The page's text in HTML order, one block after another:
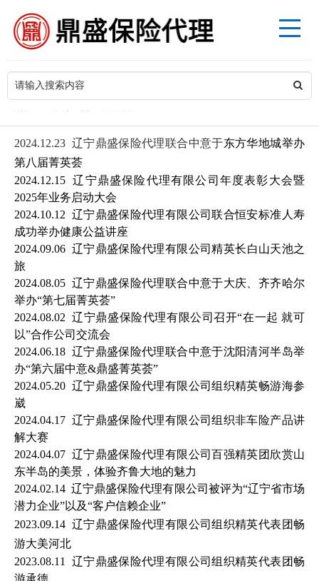
2024.12.23 辽宁鼎盛保险代理联合中意于东方华地城举办
第八届菁英荟
2024.12.15辽宁鼎盛保险代理有限公司年度表彰大会暨
2025年业务启动大会
2024.10.12 辽宁鼎盛保险代理有限公司联合恒安标准人寿
成功举办健康公益讲座
2024.09.06 辽宁鼎盛保险代理有限公司精英长白山天池之
旅
2024.08.05 辽宁鼎盛保险代理联合中意于大庆、齐齐哈尔
举办“第七届菁英荟”
2024.08.02辽宁鼎盛保险代理有限公司召开“在一起 就可
以”合作公司交流会
2024.06.18 辽宁鼎盛保险代理联合中意于沈阳清河半岛举
办“第六届中意&鼎盛菁英荟”
2024.05.20 辽宁鼎盛保险代理有限公司组织精英畅游海参
崴
2024.04.17 辽宁鼎盛保险代理有限公司组织非车险产品讲
解大赛
2024.04.07 辽宁鼎盛保险代理有限公司百强精英团 欣赏山
东半岛的美景，体验齐鲁大地的魅力
2024.02.14辽宁鼎盛保险代理有限公司被评为“辽宁省市场
潜力企业”以及“客户信赖企业”
2023.09.14 辽宁鼎盛保险代理有限公司组织精英代表团畅
游大美河北
2023.08.11 辽宁鼎盛保险代理有限公司组织精英代表团畅
游承德